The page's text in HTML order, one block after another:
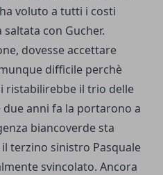
voluto a tutti i costi
con Gucher.
dovesse accettare
difficile perchè
ristabilirebbe il trio delle
due anni fa la portarono a
biancoverde sta
terzino sinistro Pasquale
svincolato. Ancora